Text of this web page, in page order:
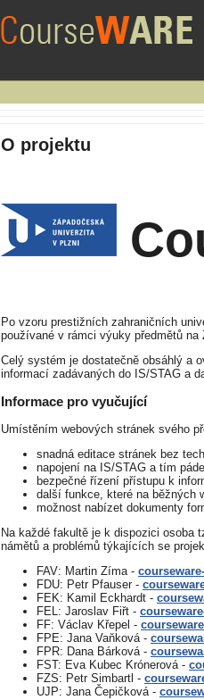
O projektu
Po vzoru prestižních zahraničních
používané v rámci výuky předmětů
Celý systém je dostatečně obsáhlý a
informací zadávaných do IS/STAG a
Informace pro vyučující
Umístěním webových stránek svého
snadná editace stránek bez
napojení na IS/STAG a tím
bezpečné řízení přístupu k
další funkce, které na běžných
možnost nabízet dokumenty
Na každé fakultě je k dispozici osoba
námětů a problémů týkajících se
FAV: Martin Zíma -
FDU: Petr Pfauser -
FEK: Kamil Eckhardt -
FEL: Jaroslav Fiřt -
FF: Václav Křepel -
FPE: Jana Vaňková -
FPR: Dana Bárková -
FST: Eva Kubec Krónerová -
FZS: Petr Simbartl -
UJP: Jana Čepičková -